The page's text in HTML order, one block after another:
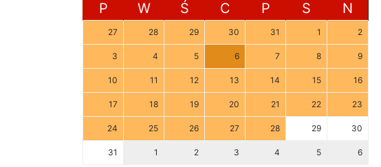
P W Ś C P S N
27 28 29 30 31 1 2
3 4 5 6 7 8 9
10 11 12 13 14 15 16
17 18 19 20 21 22 23
24 25 26 27 28 29 30
31 1 2 3 4 5 6